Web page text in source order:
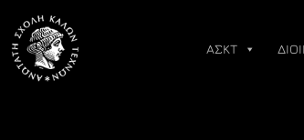
content
ΑΣΚΤ